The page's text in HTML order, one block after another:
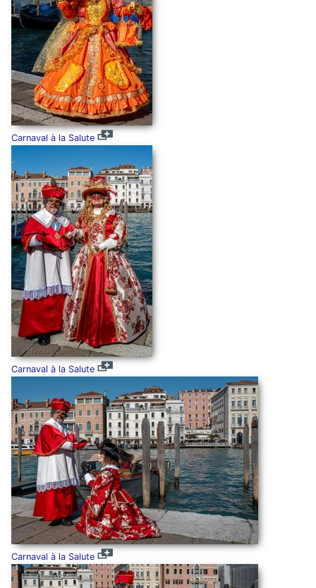
Carnaval à la Salute
Carnaval à la Salute
Carnaval à la Salute